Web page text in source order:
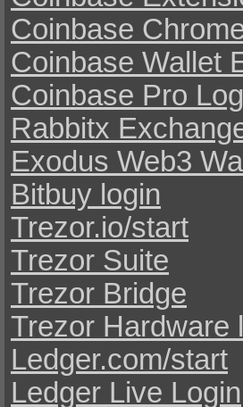
Coinbase
Coinbase Wallet
Coinbase Pro
Rabbitx
Exodus Web3
Bitbuy login
Trezor.io/start
Trezor Suite
Trezor Bridge
Trezor Hardware
Ledger.com/start
Ledger Live Login